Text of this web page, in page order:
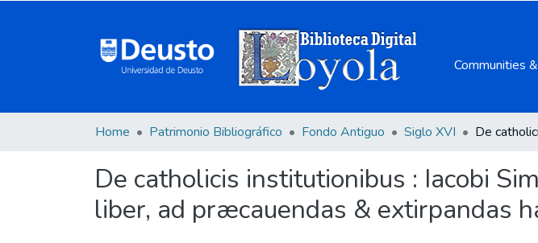
Communities
Home Patrimonio Bibliográfico Fondo Antiguo Siglo XVI
De catholicis institutionibus : Iacobi
liber, ad præcauendas & extirpandas